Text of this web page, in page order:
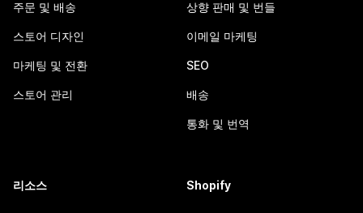
주문 및 배송
스토어 디자인
마케팅 및 전환
스토어 관리
상향 판매 및 번들
이메일 마케팅
SEO
배송
통화 및 번역
리소스 Shopify